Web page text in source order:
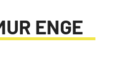
ENGE